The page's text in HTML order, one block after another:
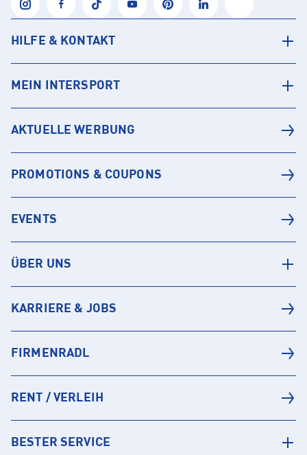
HILFE & KONTAKT
MEIN INTERSPORT
AKTUELLE WERBUNG
PROMOTIONS & COUPONS
EVENTS
ÜBER UNS
KARRIERE & JOBS
FIRMENRADL
RENT / VERLEIH
BESTER SERVICE